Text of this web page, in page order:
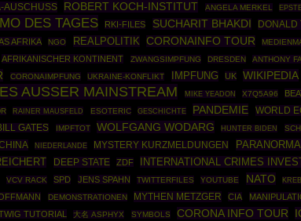
AUSCHUSS ROBERT KOCH-INSTITUT ANGELA MERKEL
DES TAGES RKI-FILES SUCHARIT BHAKDI DONALD
AFRIKA NGO REALPOLITIK CORONAINFO TOUR
AFRIKANISCHER KONTINENT ZWANGSIMPFUNG DRESDEN ANTHONY
CORONAIMPFUNG UKRAINE-KONFLIKT IMPFUNG UK WIKIPEDIA
AUSSER MAINSTREAM MIKE YEADON X7Q5A96
RAINER MAUSFELD ESOTERIC GESCHICHTE PANDEMIE WORLD
GATES IMPFTOT WOLFGANG WODARG HUNTER BIDEN
NIEDERLANDE MYSTERY KURZMELDUNGEN
DEEP STATE ZDF INTERNATIONAL CRIMES
VCV RACK SPD JENS SPAHN TWITTERFILES YOUTUBE NATO
DEMONSTRATIONEN MYTHEN METZGER CIA
TUTORIAL 大名 ASPHYX SYMBOLS CORONA INFO TOUR